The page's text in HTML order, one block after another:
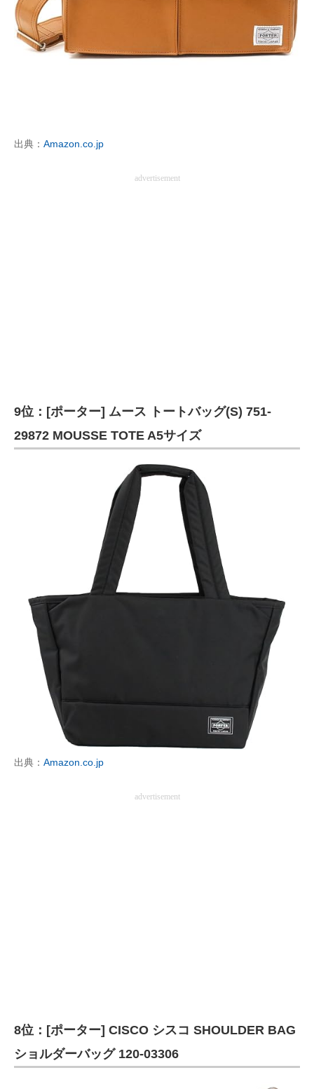
出典： Amazon.co.jp
advertisement
9位：[ポーター] ムース トートバッグ(S) 751-
29872 MOUSSE TOTE A5サイズ
出典： Amazon.co.jp
advertisement
8位：[ポーター] CISCO シスコ SHOULDER BAG
ショルダーバッグ 120-03306